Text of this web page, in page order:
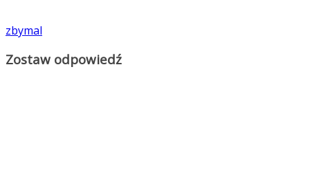
zbymal
Zostaw odpowiedź